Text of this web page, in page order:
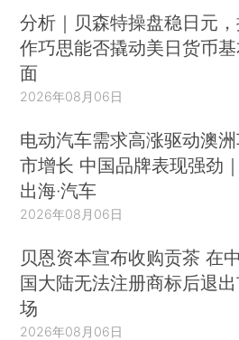
分析｜贝森特操盘稳日元
作巧思能否撬动美日货币
面
2026年08月06日
电动汽车需求高涨驱动澳
市增长 中国品牌表现强劲｜
出海·汽车
2026年08月06日
贝恩资本宣布收购贡茶 在中
国大陆无法注册商标后退
场
2026年08月06日